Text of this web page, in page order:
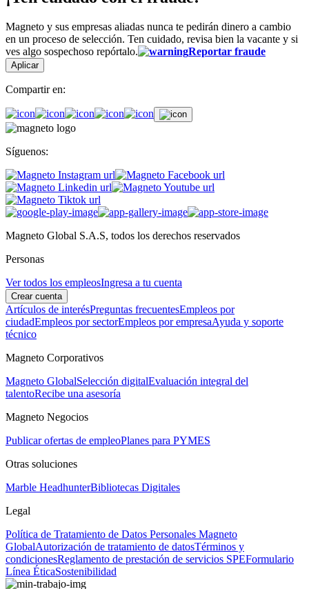
Magneto y sus empresas aliadas nunca te pedirán dinero a cambio
en un proceso de selección. Ten cuidado, revisa bien la vacante y si
ves algo sospechoso repórtalo.
Reportar fraude
Aplicar
Compartir en:
Síguenos:
Magneto Global S.A.S, todos los derechos reservados
Personas
Ver todos los empleosIngresa a tu cuenta
Crear cuenta
Artículos de interésPreguntas frecuentesEmpleos por
ciudadEmpleos por sectorEmpleos por empresaAyuda y soporte
técnico
Magneto Corporativos
Magneto GlobalSelección digitalEvaluación integral del
talentoRecibe una asesoría
Magneto Negocios
Publicar ofertas de empleoPlanes para PYMES
Otras soluciones
Marble HeadhunterBibliotecas Digitales
Legal
Política de Tratamiento de Datos Personales Magneto
GlobalAutorización de tratamiento de datosTérminos y
condicionesReglamento de prestación de servicios SPEFormulario
Línea ÉticaSostenibilidad